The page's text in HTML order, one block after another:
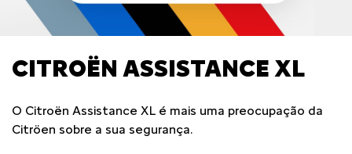
CITROËN ASSISTANCE XL
O Citroën Assistance XL é mais uma preocupação da
Citröen sobre a sua segurança.